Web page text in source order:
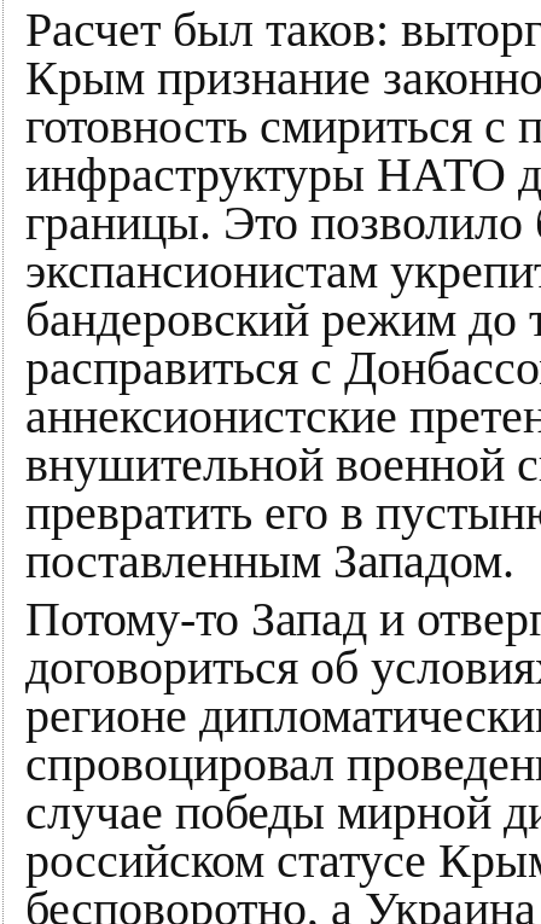
Расчет был таков:
Крым признание
готовность смириться
инфраструктуры НАТО
границы. Это
экспансионистам
бандеровский режим до
расправиться с
аннексионистские
внушительной военной
превратить его в
поставленным Западом.
Потому-то Запад и
договориться об
регионе
спровоцировал
случае победы мирной
российском статусе
бесповоротно, а